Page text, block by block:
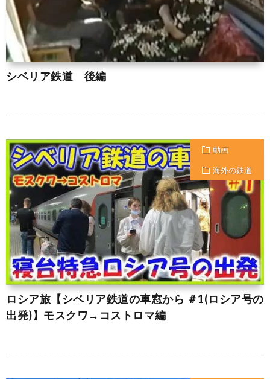
シベリア鉄道 後編
動画
海外の鉄道
ロシア旅【シベリア鉄道の車窓から ＃1(ロシア号の
出発)】モスクワ→コストロマ編